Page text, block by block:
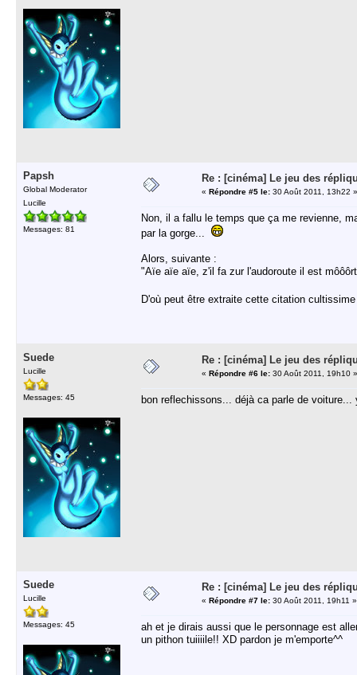
Papsh
Global Moderator
Lucille
Messages: 81
Re : [cinéma] Le jeu des
« Répondre #5 le: 30 Août 2011, 13h22 »
Non, il a fallu le temps que ça me revienne,
par la gorge...
Alors, suivante :
"Aïe aïe aïe, z'il fa zur l'audoroute il est
D'où peut être extraite cette citation
Suede
Lucille
Messages: 45
Re : [cinéma] Le jeu des
« Répondre #6 le: 30 Août 2011, 19h10 »
bon reflechissons... déjà ca parle de voiture...
Suede
Lucille
Messages: 45
Re : [cinéma] Le jeu des
« Répondre #7 le: 30 Août 2011, 19h11 »
ah et je dirais aussi que le personnage est
un pithon tuiiiile!! XD pardon je m'emporte^^